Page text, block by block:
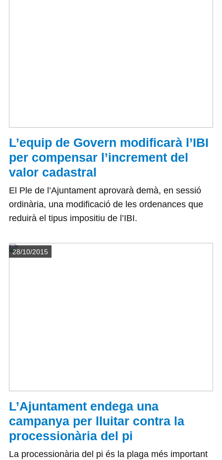
L’equip de Govern modificarà l’IBI
per compensar l’increment del
valor cadastral
El Ple de l’Ajuntament aprovarà demà, en sessió
ordinària, una modificació de les ordenances que
reduirà el tipus impositiu de l’IBI.
L’Ajuntament endega una
campanya per lluitar contra la
processionària del pi
Detalls
28/10/2015
La processionària del pi és la plaga més important